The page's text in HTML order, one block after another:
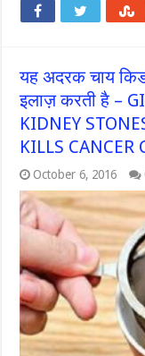
यह अदरक चाय
इलाज़ करती है –
KIDNEY
KILLS CANCER
October 6, 2016